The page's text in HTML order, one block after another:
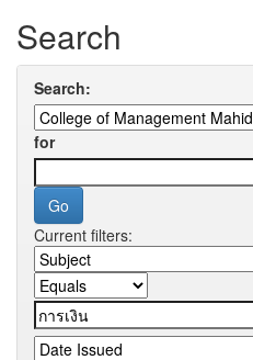
Search
Search:
for
Current filters: